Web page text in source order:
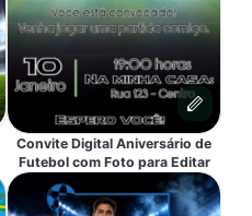
Convite Digital Aniversário de
Futebol com Foto para Editar